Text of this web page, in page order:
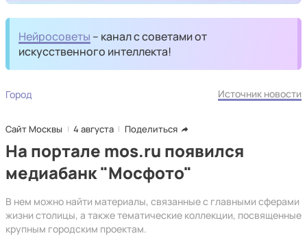
Нейросоветы – канал с советами от
искусственного интеллекта!
Город Источник новости
Сайт Москвы 4 августа Поделиться
На портале mos.ru появился
медиабанк "Мосфото"
В нем можно найти материалы, связанные с главными сферами
жизни столицы, а также тематические коллекции, посвященные
крупным городским проектам.